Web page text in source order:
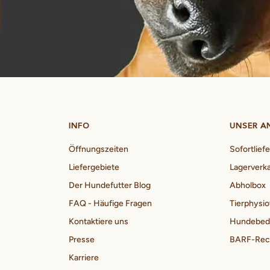
INFO
Öffnungszeiten
Liefergebiete
Der Hundefutter Blog
FAQ - Häufige Fragen
Kontaktiere uns
Presse
Karriere
UNSER
Abholbox
BARF-